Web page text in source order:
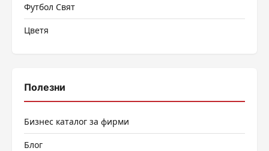
Футбол Свят
Цветя
Полезни
Бизнес каталог за фирми
Блог